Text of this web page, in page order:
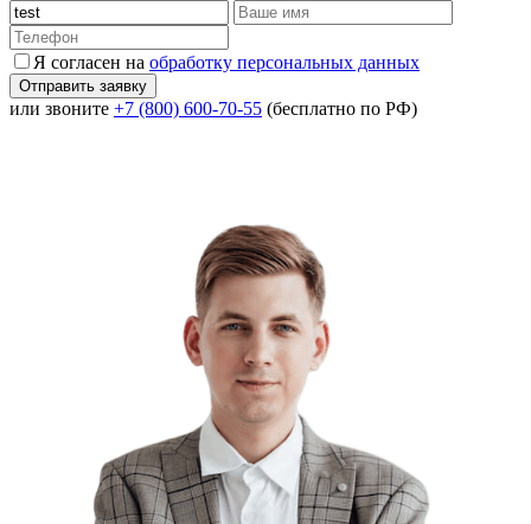
Я согласен на обработку персональных данных
или звоните +7 (800) 600-70-55 (бесплатно по РФ)